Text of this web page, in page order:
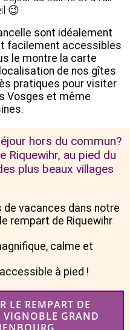
😉
sont idéalement
facilement accessibles
le montre la carte
de nos gîtes
pratiques pour visiter
Vosges et même
hors du commun?
Riquewihr, au pied du
plus beaux villages
de vacances dans notre
rempart de Riquewihr
calme et
à pied !
LE REMPART DE
VIGNOBLE GRAND